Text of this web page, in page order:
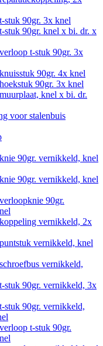
stuk 90gr. 3x knel
stuk 90gr. knel x bi. dr. x
t-stuk 90gr. 3x
90gr. 4x knel
90gr. 3x knel
knel x bi. dr.
voor stalenbuis
90gr. vernikkeld, knel
90gr. vernikkeld, knel
90gr.
vernikkeld, 2x
vernikkeld, knel
vernikkeld,
stuk 90gr. vernikkeld, 3x
stuk 90gr. vernikkeld,
t-stuk 90gr.